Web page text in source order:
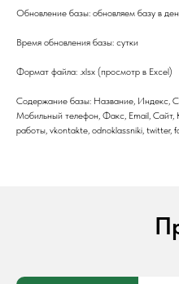
Обновление базы: обновляем базу в
Время обновления базы: сутки
Формат файла: .xlsx (просмотр в Excel)
Содержание базы: Название, Индекс,
Мобильный телефон, Факс, Email, Сайт,
работы, vkontakte, odnoklassniki, twitter,